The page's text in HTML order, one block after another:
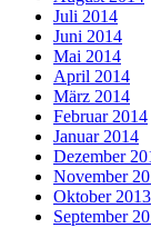
Juli 2014
Juni 2014
Mai 2014
April 2014
März 2014
Februar 2014
Januar 2014
Dezember
November
Oktober 2013
September